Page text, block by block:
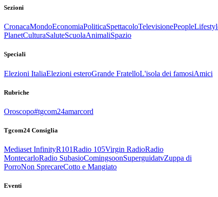
Sezioni
CronacaMondoEconomiaPoliticaSpettacoloTelevisionePeople
PlanetCulturaSaluteScuolaAnimaliSpazio
Speciali
Elezioni ItaliaElezioni esteroGrande FratelloL'isola dei famosiAmici
Rubriche
Oroscopo#tgcom24amarcord
Tgcom24 Consiglia
Mediaset InfinityR101Radio 105Virgin RadioRadio
MontecarloRadio SubasioComingsoonSuperguidatvZuppa di
PorroNon SprecareCotto e Mangiato
Eventi